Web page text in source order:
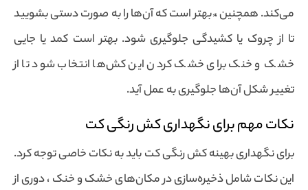
می‌کند. همچنین ،ً بهتر است که آن‌ها را به صورت دستی بشویید
تا از چروک یا کشیدگی جلوگیری شود. بهتر است کمد یا جایی
خشک و خنک برای خشک کردن این کش‌ها انتخاب شود تا از
تغییر شکل آن‌ها جلوگیری به عمل آید.
نکات مهم برای نگهداری کش رنگی کت
برای نگهداری بهینه کش رنگی کت باید به نکات خاصی توجه کرد.
این نکات شامل ذخیره‌سازی در مکان‌های خشک و خنک ، دوری از